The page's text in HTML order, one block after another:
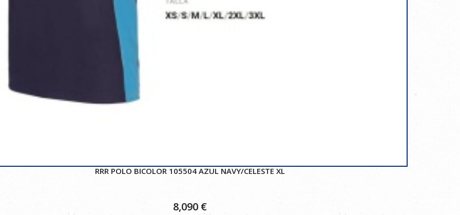
RRR POLO BICOLOR 105504 AZUL NAVY/CELESTE XL
8,090 €